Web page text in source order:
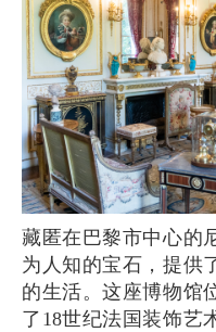
藏匿在巴黎市中心的尼辛德康盟多博物馆是一颗鲜
为人知的宝石，提供
的生活。这座博物馆
了18世纪法国装饰艺